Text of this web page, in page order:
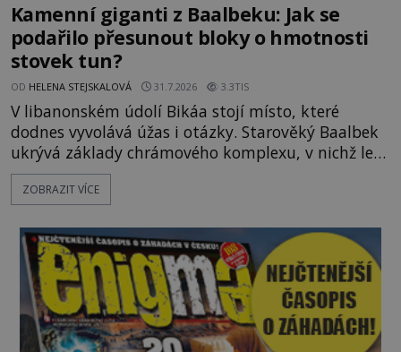
Kamenní giganti z Baalbeku: Jak se
podařilo přesunout bloky o hmotnosti
stovek tun?
OD HELENA STEJSKALOVÁ 31.7.2026 3.3TIS
V libanonském údolí Bikáa stojí místo, které
dodnes vyvolává úžas i otázky. Starověký Baalbek
ukrývá základy chrámového komplexu, v nichž leží
kameny tak obrovské, že se zdá téměř nemožné je
přesunout. Některé bloky váží kolem tisíce tun,
kolosů dokonce odhadem až 1650 tun. Jak lidé bez
moderních strojů dokázali takové giganty vytesat,
dopravit a přesně u
ZOBRAZIT VÍCE